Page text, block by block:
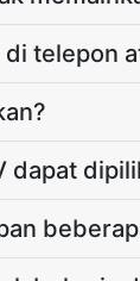
telepon